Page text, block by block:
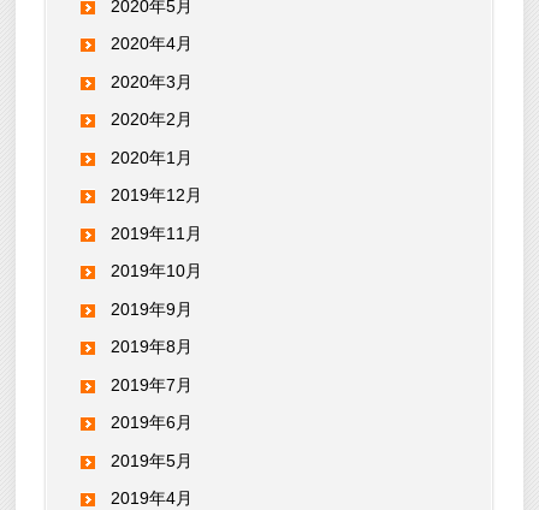
2020年5月
2020年4月
2020年3月
2020年2月
2020年1月
2019年12月
2019年11月
2019年10月
2019年9月
2019年8月
2019年7月
2019年6月
2019年5月
2019年4月